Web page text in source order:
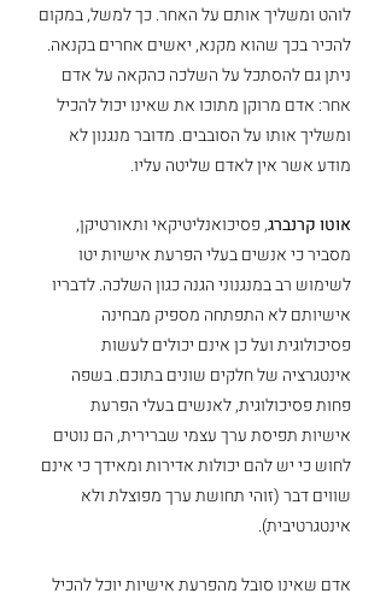
לוהט ומשליך אותם על האחר. כך למשל, במקום
להכיר בכך שהוא מקנא, יאשים אחרים בקנאה.
ניתן גם להסתכל על השלכה כהקאה על אדם
אחר: אדם מרוקן מתוכו את שאינו יכול להכיל
ומשליך אותו על הסובבים. מדובר מנגנון לא
מודע אשר אין לאדם שליטה עליו.
אוטו קרנברג, פסיכואנליטיקאי ותאורטיקן,
מסביר כי אנשים בעלי הפרעת אישיות יטו
לשימוש רב במנגנוני הגנה כגון השלכה. לדבריו
אישיותם לא התפתחה מספיק מבחינה
פסיכולוגית ועל כן אינם יכולים לעשות
אינטגרציה של חלקים שונים בתוכם. בשפה
פחות פסיכולוגית, לאנשים בעלי הפרעת
אישיות תפיסת ערך עצמי שברירית, הם נוטים
לחוש כי יש להם יכולות אדירות ומאידך כי אינם
שווים דבר (זוהי תחושת ערך מפוצלת ולא
אינטגרטיבית).
אדם שאינו סובל מהפרעת אישיות יוכל להכיל